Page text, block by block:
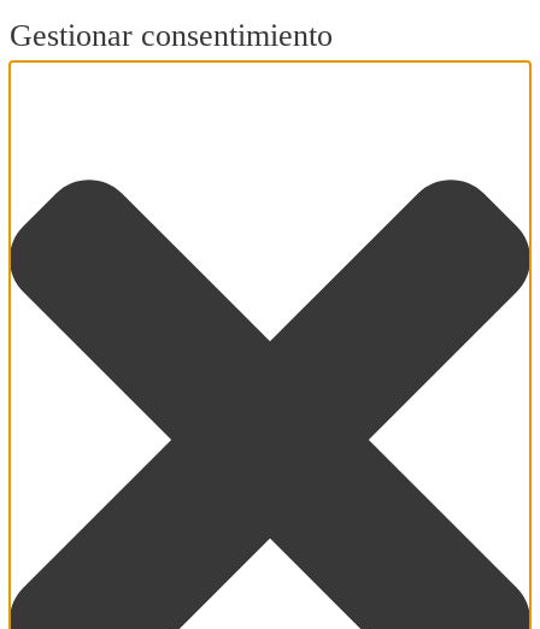
Gestionar consentimiento